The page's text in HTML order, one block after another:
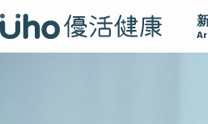
黏 守護腺在 疫情保衛戰